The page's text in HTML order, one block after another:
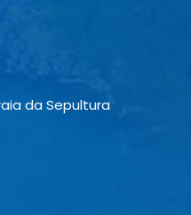
da Sepultura